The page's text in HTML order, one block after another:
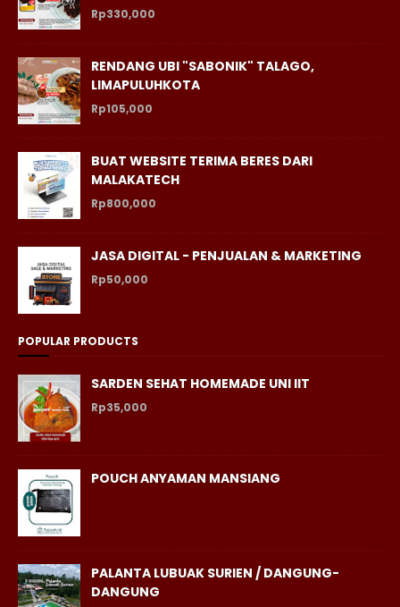
Rp330,000
RENDANG UBI "SABONIK" TALAGO,
LIMAPULUHKOTA
Rp105,000
BUAT WEBSITE TERIMA BERES DARI
MALAKATECH
Rp800,000
JASA DIGITAL - PENJUALAN & MARKETING
Rp50,000
POPULAR PRODUCTS
SARDEN SEHAT HOMEMADE UNI IIT
Rp35,000
POUCH ANYAMAN MANSIANG
PALANTA LUBUAK SURIEN / DANGUNG-
DANGUNG